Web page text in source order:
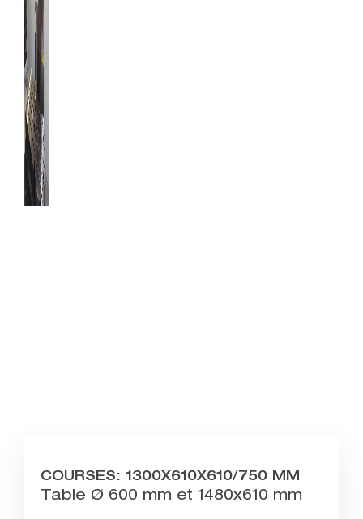
COURSES: 1300X610X610/750 MM
Table Ø 600 mm et 1480x610 mm